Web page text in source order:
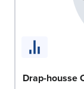
Drap-housse